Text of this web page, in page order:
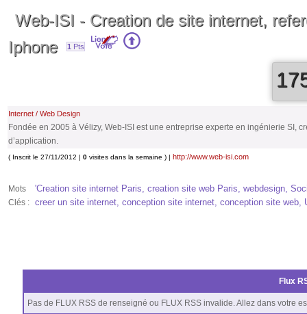
Web-ISI - Creation de site internet,
Iphone
1 Pts
Internet / Web Design
Fondée en 2005 à Vélizy, Web-ISI est une entreprise experte en ingénierie SI,
d’application.
( Inscrit le 27/11/2012 | 0 visites dans la semaine ) | http://www.web-isi.com
Mots
Clés :
'Creation site internet Paris, creation site web Paris, webdesign,
creer un site internet, conception site internet, conception site web,
Flux
Pas de FLUX RSS de renseigné ou FLUX RSS invalide. Allez dans votre